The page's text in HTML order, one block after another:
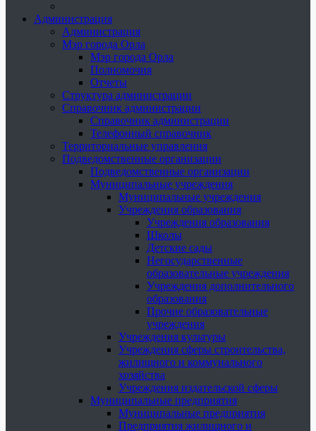
Администрация
Администрация
Мэр города Орла
Мэр города Орла
Полномочия
Отчеты
Структура администрации
Справочник администрации
Справочник администрации
Телефонный справочник
Территориальные управления
Подведомственные организации
Подведомственные организации
Муниципальные учреждения
Муниципальные учреждения
Учреждения образования
Учреждения образования
Школы
Детские сады
Негосударственные
образовательные учреждения
Учреждения дополнительного
образования
Прочие образовательные
учреждения
Учреждения культуры
Учреждения сферы строительства,
жилищного и коммунального
хозяйства
Учреждения издательской сферы
Муниципальные предприятия
Муниципальные предприятия
Предприятия жилищного и